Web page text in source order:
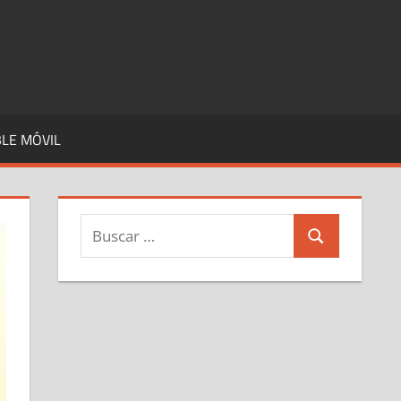
MÓVIL
Buscar:
Buscar